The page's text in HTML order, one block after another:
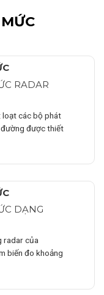
RADAR
loạt các bộ phát
được thiết
DẠNG
radar của
biến đo khoảng